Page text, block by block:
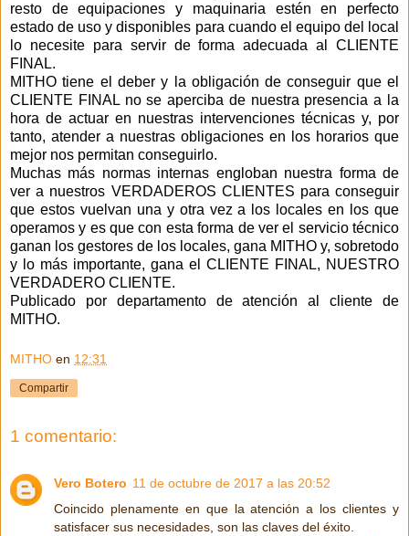
resto de equipaciones y maquinaria estén en perfecto
estado de uso y disponibles para cuando el equipo del local
lo necesite para servir de forma adecuada al CLIENTE
FINAL.
MITHO tiene el deber y la obligación de conseguir que el
CLIENTE FINAL no se aperciba de nuestra presencia a la
hora de actuar en nuestras intervenciones técnicas y, por
tanto, atender a nuestras obligaciones en los horarios que
mejor nos permitan conseguirlo.
Muchas más normas internas engloban nuestra forma de
ver a nuestros VERDADEROS CLIENTES para conseguir
que estos vuelvan una y otra vez a los locales en los que
operamos y es que con esta forma de ver el servicio técnico
ganan los gestores de los locales, gana MITHO y, sobretodo
y lo más importante, gana el CLIENTE FINAL, NUESTRO
VERDADERO CLIENTE.
Publicado por departamento de atención al cliente de
MITHO.
MITHO en 12:31
Compartir
1 comentario:
Vero Botero 11 de octubre de 2017 a las 20:52
Coincido plenamente en que la atención a los clientes y
satisfacer sus necesidades, son las claves del éxito.